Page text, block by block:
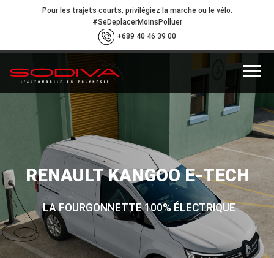
Pour les trajets courts, privilégiez la marche ou le vélo.
#SeDeplacerMoinsPolluer
+689 40 46 39 00
RENAULT KANGOO E-TECH
LA FOURGONNETTE 100% ÉLECTRIQUE